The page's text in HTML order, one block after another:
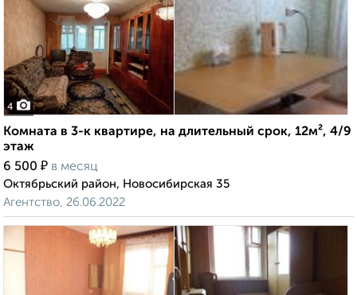
4
Комната в 3-к квартире, на длительный срок, 12м², 4/9
этаж
6 500 ₽ в месяц
Октябрьский район, Новосибирская 35
Агентство, 26.06.2022